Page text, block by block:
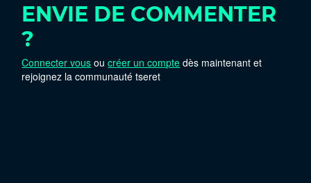
ENVIE DE COMMENTER
?
Connecter vous oucréer un compte dès maintenant et
rejoignez la communauté tseret